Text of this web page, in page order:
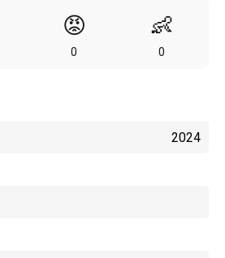
😡
0
👶
0
2024